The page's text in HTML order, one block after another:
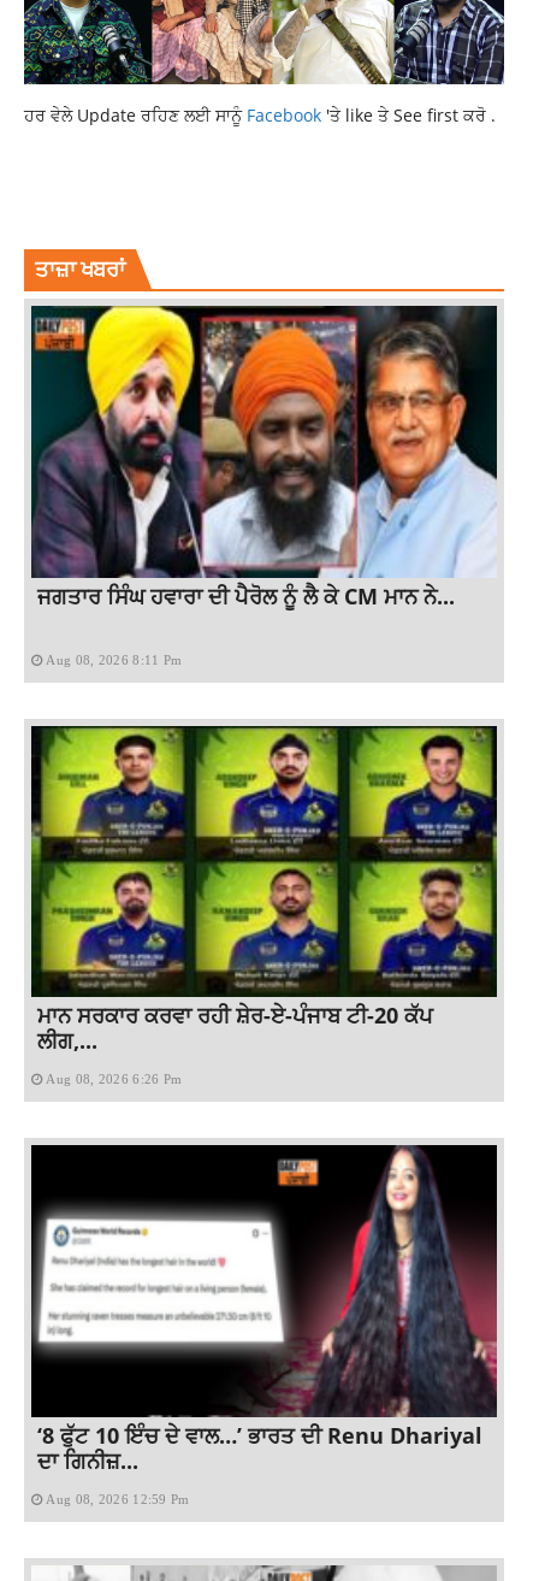
ਹਰ ਵੇਲੇ Update ਰਹਿਣ ਲਈ ਸਾਨੂੰ Facebook 'ਤੇ like ਤੇ See first ਕਰੋ .
ਤਾਜ਼ਾ ਖਬਰਾਂ
ਜਗਤਾਰ ਸਿੰਘ ਹਵਾਰਾ ਦੀ ਪੈਰੋਲ ਨੂੰ ਲੈ ਕੇ CM ਮਾਨ ਨੇ...
Aug 08, 2026 8:11 Pm
ਮਾਨ ਸਰਕਾਰ ਕਰਵਾ ਰਹੀ ਸ਼ੇਰ-ਏ-ਪੰਜਾਬ ਟੀ-20 ਕੱਪ
ਲੀਗ,...
Aug 08, 2026 6:26 Pm
‘8 ਫੁੱਟ 10 ਇੰਚ ਦੇ ਵਾਲ…’ ਭਾਰਤ ਦੀ Renu Dhariyal
ਦਾ ਗਿਨੀਜ਼...
Aug 08, 2026 12:59 Pm